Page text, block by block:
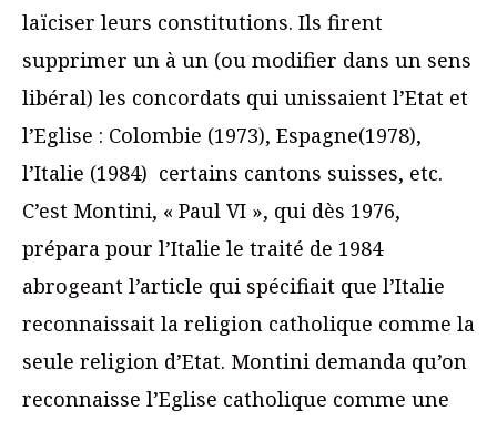
laïciser leurs constitutions. Ils firent
supprimer un à un (ou modifier dans un sens
libéral) les concordats qui unissaient l’Etat et
l’Eglise : Colombie (1973), Espagne(1978),
l’Italie (1984) certains cantons suisses, etc.
C’est Montini, « Paul VI », qui dès 1976,
prépara pour l’Italie le traité de 1984
abrogeant l’article qui spécifiait que l’Italie
reconnaissait la religion catholique comme la
seule religion d’Etat. Montini demanda qu’on
reconnaisse l’Eglise catholique comme une